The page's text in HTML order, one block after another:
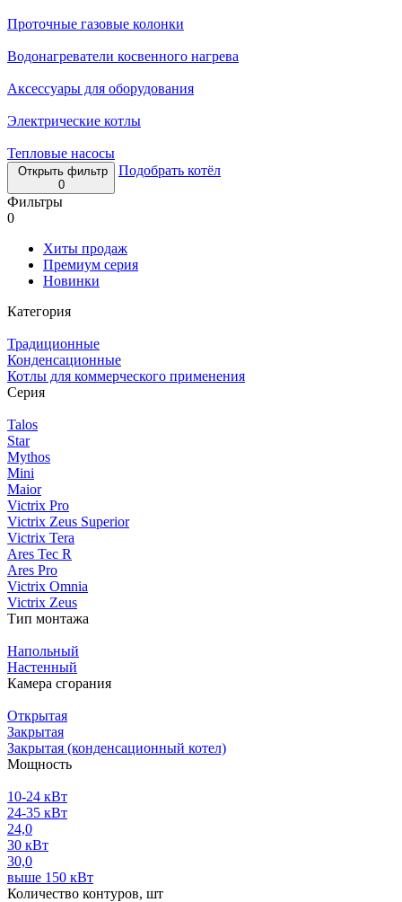
Проточные газовые колонки
Водонагреватели косвенного нагрева
Аксессуары для оборудования
Электрические котлы
Тепловые насосы
Открыть фильтр
0
Подобрать котёл
Фильтры
0
Хиты продаж
Премиум серия
Новинки
Категория
Традиционные
Конденсационные
Котлы для коммерческого применения
Серия
Talos
Star
Mythos
Mini
Maior
Victrix Pro
Victrix Zeus Superior
Victrix Tera
Ares Tec R
Ares Pro
Victrix Omnia
Victrix Zeus
Тип монтажа
Напольный
Настенный
Камера сгорания
Открытая
Закрытая
Закрытая (конденсационный котел)
Мощность
10-24 кВт
24-35 кВт
24,0
30 кВт
30,0
выше 150 кВт
Количество контуров, шт